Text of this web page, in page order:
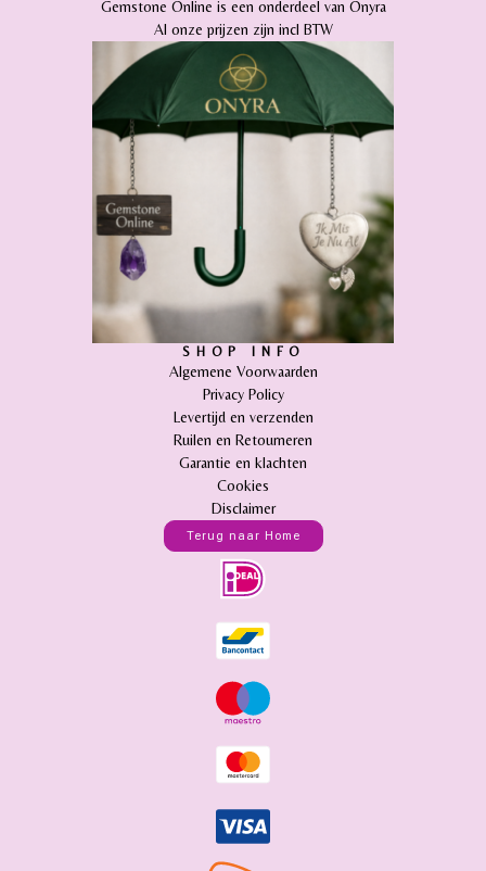
Gemstone Online is een onderdeel van Onyra
Al onze prijzen zijn incl BTW
SHOP INFO
Algemene Voorwaarden
Privacy Policy
Levertijd en verzenden
Ruilen en Retourneren
Garantie en klachten
Cookies
Disclaimer
Terug naar Home